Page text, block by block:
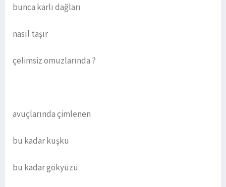
bunca karlı dağları
nasıl taşır
çelimsiz omuzlarında ?
avuçlarında çimlenen
bu kadar kuşku
bu kadar gökyüzü